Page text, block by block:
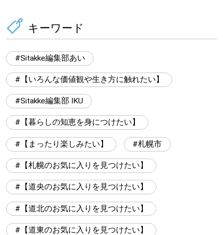
キーワード
Sitakke編集部あい
【いろんな価値観や生き方に触れたい】
Sitakke編集部 IKU
【暮らしの知恵を身につけたい】
【まったり楽しみたい】 札幌市
【札幌のお気に入りを見つけたい】
【道央のお気に入りを見つけたい】
【道北のお気に入りを見つけたい】
【道東のお気に入りを見つけたい】